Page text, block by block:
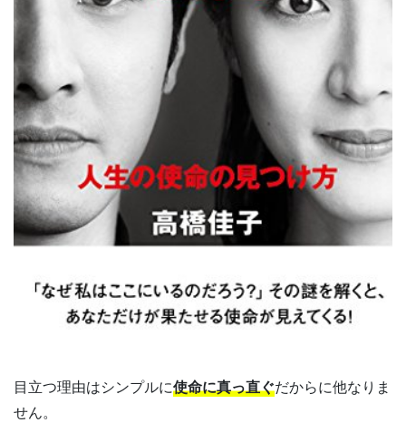
目立つ理由はシンプルに使命に真っ直ぐだからに他なりま
せん。